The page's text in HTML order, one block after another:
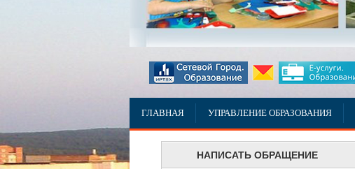
ГЛАВНАЯ УПРАВЛЕНИЕ ОБРАЗОВАНИЯ
НАПИСАТЬ ОБРАЩЕНИЕ